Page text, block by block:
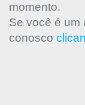
momento.
Se você é um
conosco